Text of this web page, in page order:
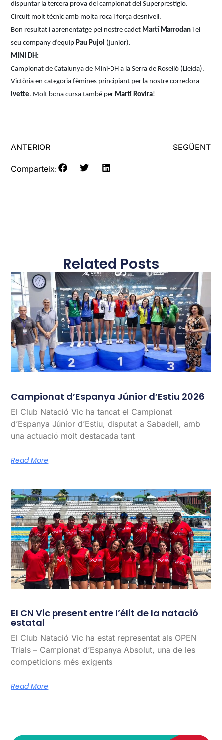
dispuntar la tercera prova del campionat del Superprestigio.
Circuit molt tècnic amb molta roca i força desnivell.
Bon resultat i aprenentatge pel nostre cadet Martí Marrodan i el
seu company d’equip Pau Pujol (junior).
MINI DH:
Campionat de Catalunya de Mini-DH a la Serra de Roselló (Lleida).
Victòria en categoria fèmines principiant per la nostre corredora
Ivette. Molt bona cursa també per Marti Rovira!
ANTERIOR SEGÜENT
Comparteix:
Related Posts
Campionat d’Espanya Júnior d’Estiu 2026
El Club Natació Vic ha tancat el Campionat
d’Espanya Júnior d’Estiu, disputat a Sabadell, amb
una actuació molt destacada tant
Read More
El CN Vic present entre l’élit de la natació
estatal
El Club Natació Vic ha estat representat als OPEN
Trials – Campionat d’Espanya Absolut, una de les
competicions més exigents
Read More